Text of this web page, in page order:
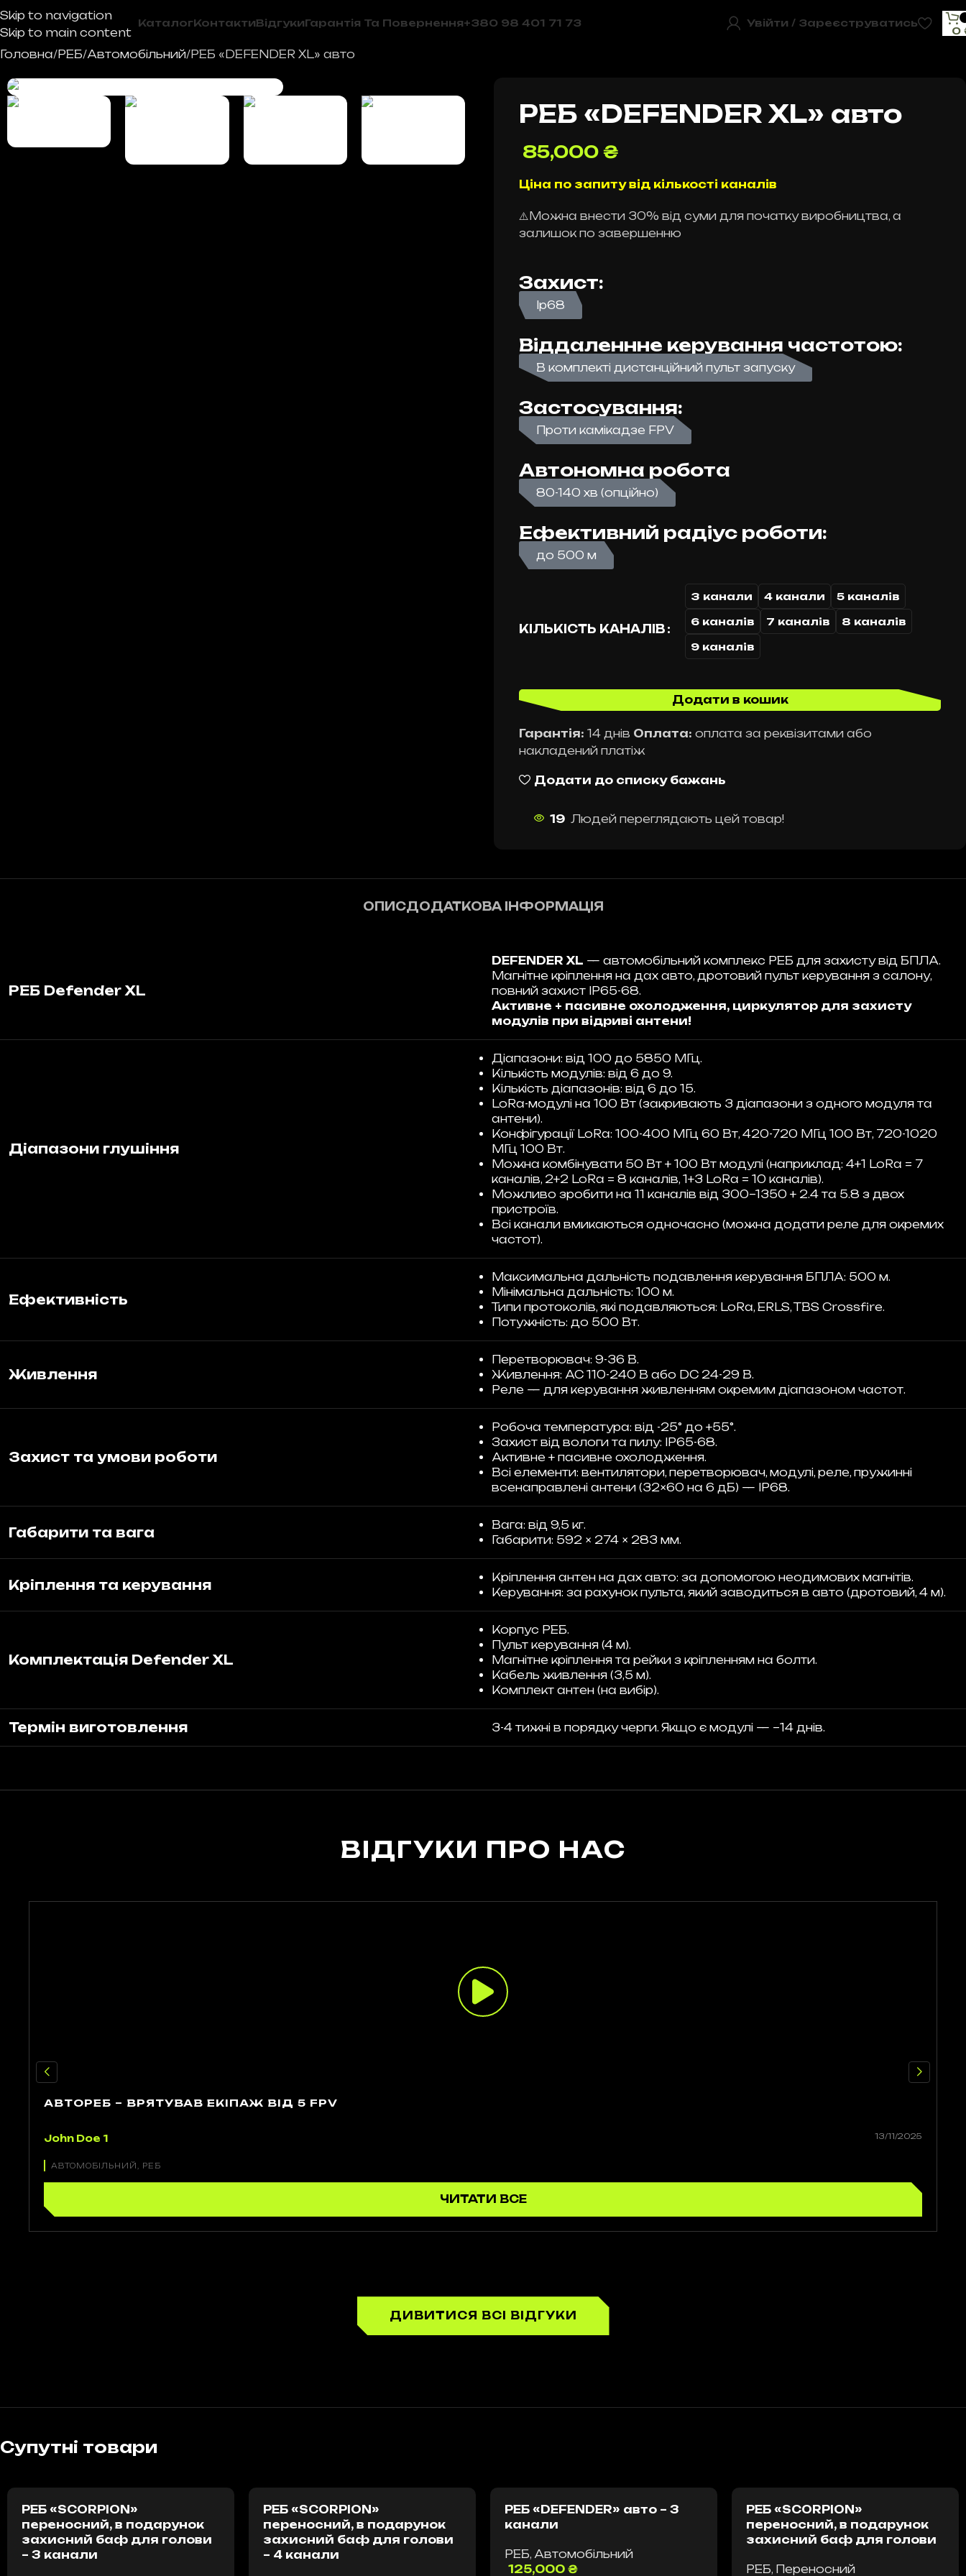
Skip to navigation
Skip to main content
КаталогКонтактиВідгукиГарантія Та Повернення+380 98 401 71 73 Увійти / Зареєструватись
0
Головна РЕБ Автомобільний РЕБ «DEFENDER XL» авто
РЕБ «DEFENDER XL» авто
85,000 ₴
Ціна по запиту від кількості каналів
⚠️Можна внести 30% від суми для початку виробництва, а
залишок по завершенню
Захист:
Ip68
Віддаленнне керування частотою:
В комплекті дистанційний пульт запуску
Застосування:
Проти камікадзе FPV
Автономна робота
80-140 хв (опційно)
Ефективний радіус роботи:
до 500 м
КІЛЬКІСТЬ КАНАЛІВ
3 канали 4 канали 5 каналів
6 каналів 7 каналів 8 каналів
9 каналів
Додати в кошик
Гарантія: 14 днів Оплата: оплата за реквізитами або
накладений платіж
Додати до списку бажань
19 Людей переглядають цей товар!
ОПИСДОДАТКОВА ІНФОРМАЦІЯ
РЕБ Defender XL
DEFENDER XL — автомобільний комплекс РЕБ для захисту від БПЛА.
Магнітне кріплення на дах авто, дротовий пульт керування з салону,
повний захист IP65-68.
Активне + пасивне охолодження, циркулятор для захисту
модулів при відриві антени!
Діапазони глушіння
Діапазони: від 100 до 5850 МГц.
Кількість модулів: від 6 до 9.
Кількість діапазонів: від 6 до 15.
LoRa-модулі на 100 Вт (закривають 3 діапазони з одного модуля та
антени).
Конфігурації LoRa: 100-400 МГц 60 Вт, 420-720 МГц 100 Вт, 720-1020
МГц 100 Вт.
Можна комбінувати 50 Вт + 100 Вт модулі (наприклад: 4+1 LoRa = 7
каналів, 2+2 LoRa = 8 каналів, 1+3 LoRa = 10 каналів).
Можливо зробити на 11 каналів від 300–1350 + 2.4 та 5.8 з двох
пристроїв.
Всі канали вмикаються одночасно (можна додати реле для окремих
частот).
Ефективність
Максимальна дальність подавлення керування БПЛА: 500 м.
Мінімальна дальність: 100 м.
Типи протоколів, які подавляються: LoRa, ERLS, TBS Crossfire.
Потужність: до 500 Вт.
Живлення
Перетворювач: 9-36 В.
Живлення: AC 110-240 В або DC 24-29 В.
Реле — для керування живленням окремим діапазоном частот.
Захист та умови роботи
Робоча температура: від -25° до +55°.
Захист від вологи та пилу: IP65-68.
Активне + пасивне охолодження.
Всі елементи: вентилятори, перетворювач, модулі, реле, пружинні
всенаправлені антени (32×60 на 6 дБ) — IP68.
Габарити та вага
Вага: від 9,5 кг.
Габарити: 592 × 274 × 283 мм.
Кріплення та керування
Кріплення антен на дах авто: за допомогою неодимових магнітів.
Керування: за рахунок пульта, який заводиться в авто (дротовий, 4 м).
Комплектація Defender XL
Корпус РЕБ.
Пульт керування (4 м).
Магнітне кріплення та рейки з кріпленням на болти.
Кабель живлення (3,5 м).
Комплект антен (на вибір).
Термін виготовлення 3-4 тижні в порядку черги. Якщо є модулі — ~14 днів.
ВІДГУКИ ПРО НАС
АВТОРЕБ – ВРЯТУВАВ ЕКІПАЖ ВІД 5 FPV
John Doe 1 13/11/2025
АВТОМОБІЛЬНИЙ, РЕБ
ЧИТАТИ ВСЕ
ДИВИТИСЯ ВСІ ВІДГУКИ
Супутні товари
РЕБ «SCORPION»
переносний, в подарунок
захисний баф для голови
– 3 канали
РЕБ «SCORPION»
переносний, в подарунок
захисний баф для голови
– 4 канали
РЕБ «DEFENDER» авто – 3
канали
РЕБ, Автомобільний
125,000 ₴
РЕБ «SCORPION»
переносний, в подарунок
захисний баф для голови
РЕБ, Переносний